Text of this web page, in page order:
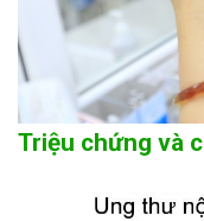
Triệu chứng và